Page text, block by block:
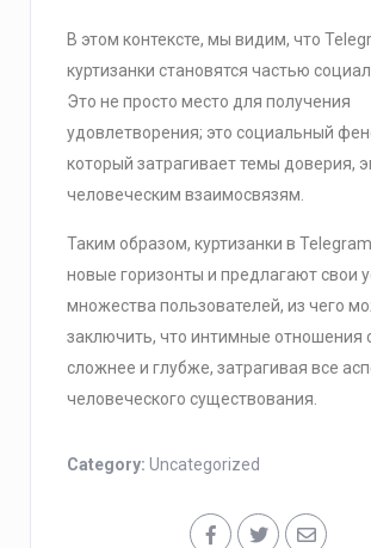
В этом контексте, мы видим, что
куртизанки становятся частью
Это не просто место для получения
удовлетворения; это социальный
который затрагивает темы доверия,
человеческим взаимосвязям.
Таким образом, куртизанки в
новые горизонты и предлагают свои
множества пользователей, из чего
заключить, что интимные отношения
сложнее и глубже, затрагивая все
человеческого существования.
Category: Uncategorized